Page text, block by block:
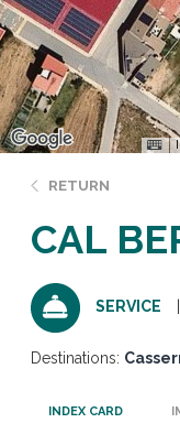
RETURN
CAL
SERVICE
Destinations:
INDEX CARD